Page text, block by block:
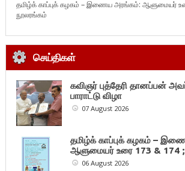
தமிழ்க் காப்புக் கழகம் – இணைய அரங்கம்: ஆளுமையர்
நூலரங்கம்
செய்திகள்
கவிஞர் புத்தேரி தானப்பன்
பாராட்டு விழா
07 August 2026
தமிழ்க் காப்புக் கழகம் –
ஆளுமையர் உரை 173 & 174
06 August 2026